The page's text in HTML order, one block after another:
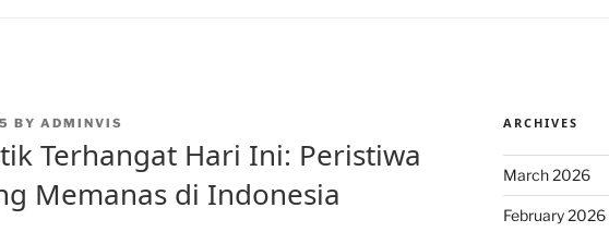
BY ADMINVIS
Terhangat Hari Ini: Peristiwa
Memanas di Indonesia
ARCHIVES
March 2026
February 2026